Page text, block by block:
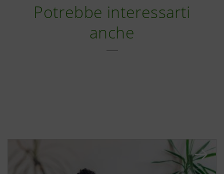
Potrebbe interessarti
anche